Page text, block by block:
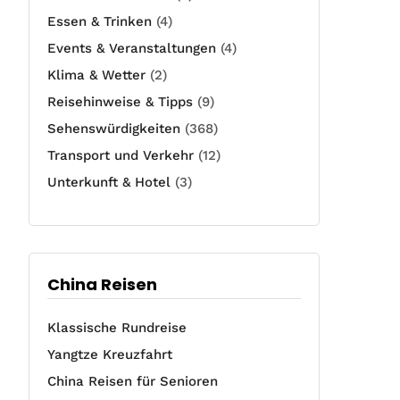
Essen & Trinken (4)
Events & Veranstaltungen (4)
Klima & Wetter (2)
Reisehinweise & Tipps (9)
Sehenswürdigkeiten (368)
Transport und Verkehr (12)
Unterkunft & Hotel (3)
China Reisen
Klassische Rundreise
Yangtze Kreuzfahrt
China Reisen für Senioren